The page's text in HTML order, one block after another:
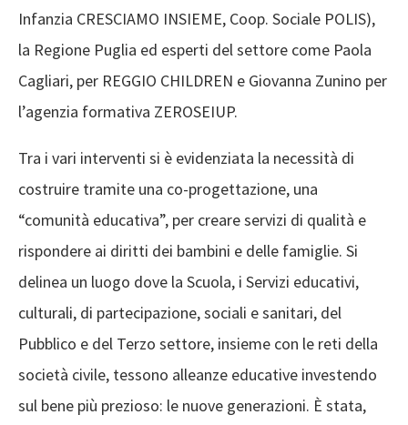
Infanzia CRESCIAMO INSIEME, Coop. Sociale POLIS),
la Regione Puglia ed esperti del settore come Paola
Cagliari, per REGGIO CHILDREN e Giovanna Zunino per
l’agenzia formativa ZEROSEIUP.
Tra i vari interventi si è evidenziata la necessità di
costruire tramite una co-progettazione, una
“comunità educativa”, per creare servizi di qualità e
rispondere ai diritti dei bambini e delle famiglie. Si
delinea un luogo dove la Scuola, i Servizi educativi,
culturali, di partecipazione, sociali e sanitari, del
Pubblico e del Terzo settore, insieme con le reti della
società civile, tessono alleanze educative investendo
sul bene più prezioso: le nuove generazioni. È stata,